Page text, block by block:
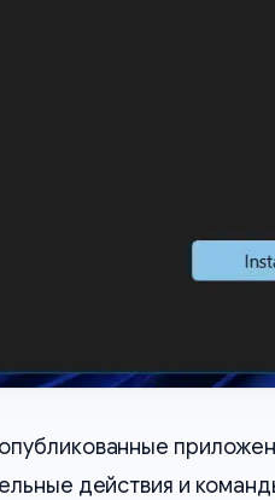
действия и